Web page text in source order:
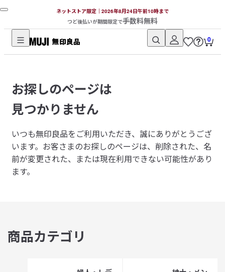
ネットストア限定｜2026年8月24日午前10時まで
つど後払いが期間限定で手数料無料
無
品
ネ
ッ
ト
ス
ト
ア
0
お探しのページは
見つかりません
いつも無印良品をご利用いただき、誠にありがとうござ
います。 お客さまのお探しのページは、削除された、名
前が変更された、または現在利用できない可能性があり
ます。
商品カテゴリ